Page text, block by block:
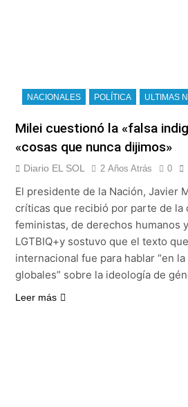
NACIONALES POLÍTICA ULTIMAS
Milei cuestionó la «falsa
«cosas que nunca dijimos»
Diario EL SOL 2 Años Atrás 0
El presidente de la Nación, Javier
críticas que recibió por parte de la
feministas, de derechos humanos
LGTBIQ+y sostuvo que el texto
internacional fue para hablar “en
globales” sobre la ideología de
Leer más